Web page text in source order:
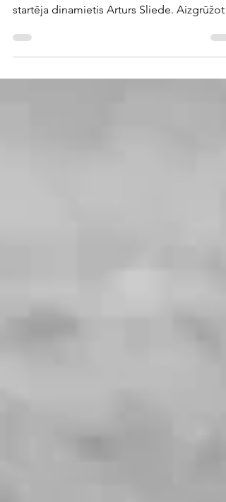
atklāšanas sacensību turpinājumā veiksmīgi
startēja dinamietis Arturs Sliede. Aizgrūžot